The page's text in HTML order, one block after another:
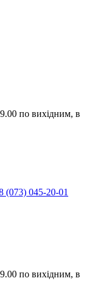
по вихідним, в
(073) 045-20-01
по вихідним, в